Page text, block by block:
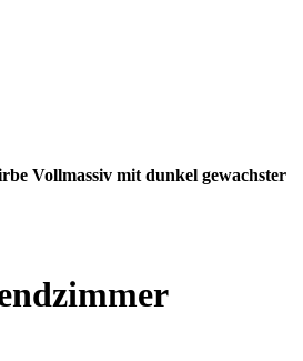
Vollmassiv mit dunkel gewachster